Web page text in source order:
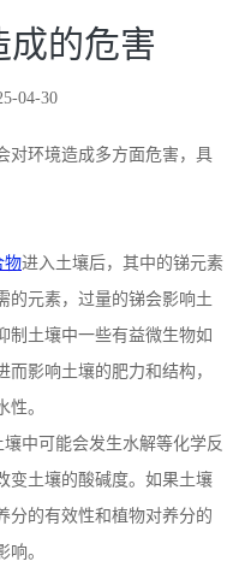
成的危害
04-30
对环境造成多方面危害，具
物进入土壤后，其中的锑元素
的元素，过量的锑会影响土
制土壤中一些有益微生物如
影响土壤的肥力和结构，
。
中可能会发生水解等化学反
变土壤的酸碱度。如果土壤
分的有效性和植物对养分的
。